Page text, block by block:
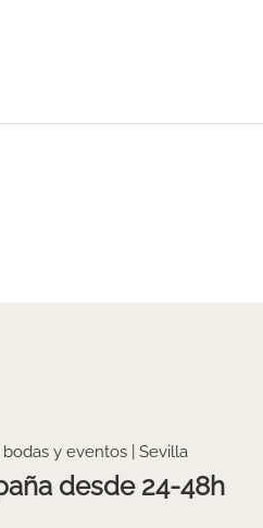
y eventos | Sevilla
desde 24-48h